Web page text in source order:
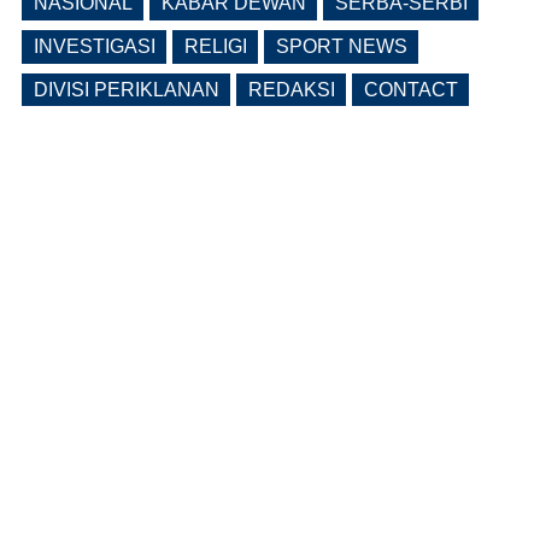
INVESTIGASI RELIGI SPORT NEWS
DIVISI PERIKLANAN REDAKSI CONTACT